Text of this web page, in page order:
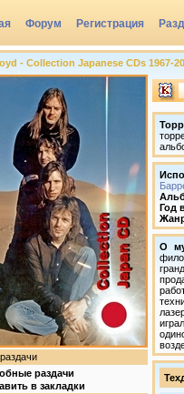
Форум Регистрация
- Collection Japanese CDs 1967-
раздачи
в закладки
Год
О